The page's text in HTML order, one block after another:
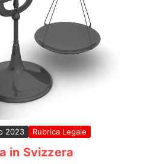
2023 Rubrica Legale
in Svizzera